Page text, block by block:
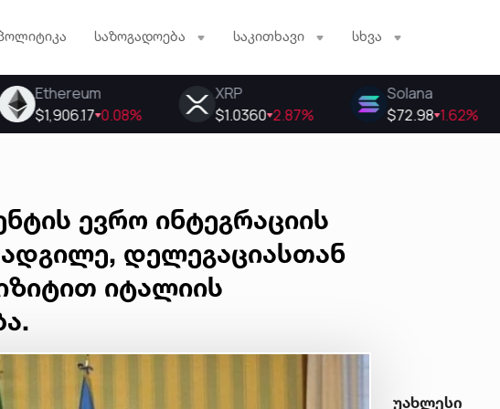
საზოგადოება საკითხავი სხვა
ევრო ინტეგრაციის
დელეგაციასთან
იტალიის
უახლესი